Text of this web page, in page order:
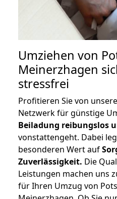
Umziehen von
Meinerzhagen
stressfrei
Profitieren Sie von
Netzwerk für günstige
Beiladung reibungslos
vonstattengeht. Dabei
besonderen Wert auf
Zuverlässigkeit. Die
Leistungen machen uns
für Ihren Umzug von